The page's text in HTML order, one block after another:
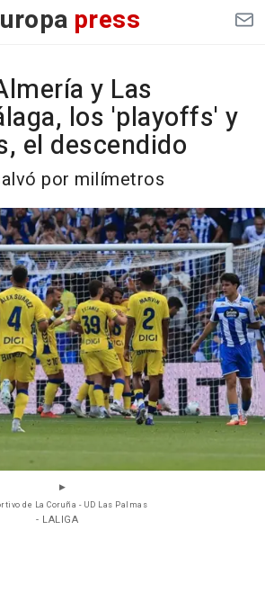
press
y Las
los 'playoffs' y
el descendido
por milímetros
de La Coruña - UD Las Palmas
- LALIGA